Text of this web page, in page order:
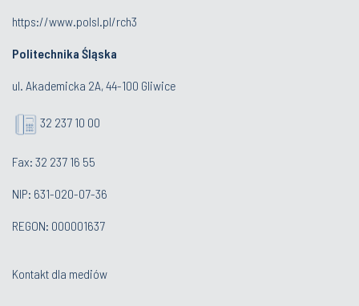
https://www.polsl.pl/rch3
Politechnika Śląska
ul. Akademicka 2A, 44-100 Gliwice
32 237 10 00
Fax: 32 237 16 55
NIP: 631-020-07-36
REGON: 000001637
Kontakt dla mediów